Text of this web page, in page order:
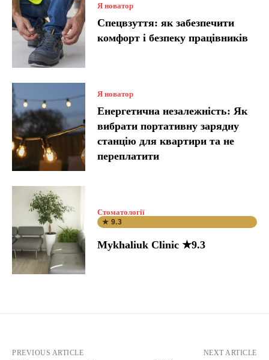
Я новатор
Спецвзуття: як забезпечити
комфорт і безпеку працівників
Я новатор
Енергетична незалежність: Як
вибрати портативну зарядну
станцію для квартири та не
переплатити
Стоматології
★ 9.3
Mykhaliuk Clinic ★9.3
PREVIOUS ARTICLE NEXT ARTICLE